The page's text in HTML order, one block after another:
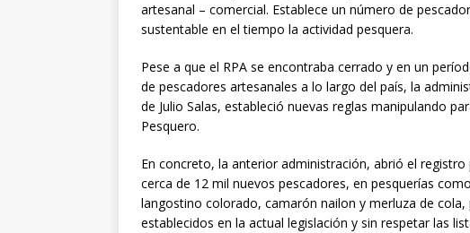
artesanal – comercial. Establece un número de
sustentable en el tiempo la actividad pesquera.
Pese a que el RPA se encontraba cerrado y en un
de pescadores artesanales a lo largo del país, la
de Julio Salas, estableció nuevas reglas manipulando
Pesquero.
En concreto, la anterior administración, abrió el
cerca de 12 mil nuevos pescadores, en pesquerías
langostino colorado, camarón nailon y merluza de
establecidos en la actual legislación y sin respetar las